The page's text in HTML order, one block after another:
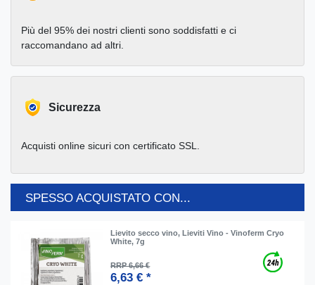
Più del 95% dei nostri clienti sono soddisfatti e ci
raccomandano ad altri.
Sicurezza
Acquisti online sicuri con certificato SSL.
SPESSO ACQUISTATO CON...
Lievito secco vino, Lieviti Vino - Vinoferm Cryo
White, 7g
RRP 6,66 €
6,63 € *